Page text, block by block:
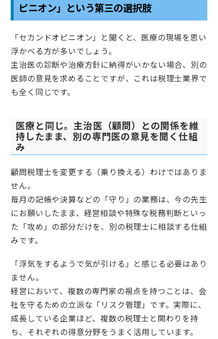
ピニオン」という第三の選択肢
「セカンドオピニオン」と聞くと、医療の現場を思い
浮かべる方が多いでしょう。
主治医の診断や治療方針に納得がいかない場合、別の
医師の意見を求めることですが、これは税理士業界で
も全く同じです。
医療と同じ。主治医（顧問）との関係を維
持したまま、別の専門医の意見を聞く仕組
み
顧問税理士を変更する（乗り換える）わけではありま
せん。
毎月の記帳や決算などの「守り」の業務は、今の先生
にお願いしたまま、経営相談や特殊な税務判断といっ
た「攻め」の部分だけを、別の税理士に相談する仕組
みです。
「浮気をするようで気が引ける」と感じる必要はあり
ません。
経営において、複数の専門家の視点を持つことは、会
社を守るための立派な「リスク管理」です。実際に、
成長している企業ほど、複数の税理士と関わりを持
ち、それぞれの得意分野をうまく活用しています。